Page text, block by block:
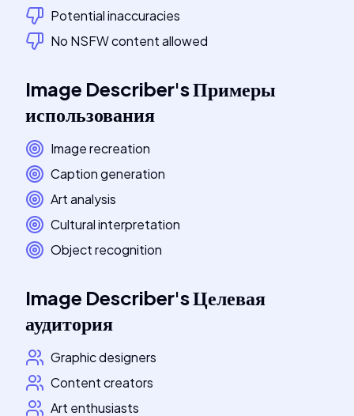
Potential inaccuracies
No NSFW content allowed
Image Describer'sПримеры
использования
Image recreation
Caption generation
Art analysis
Cultural interpretation
Object recognition
Image Describer'sЦелевая
аудитория
Graphic designers
Content creators
Art enthusiasts